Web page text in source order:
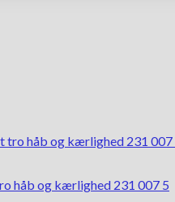
håb og kærlighed 231 007 5